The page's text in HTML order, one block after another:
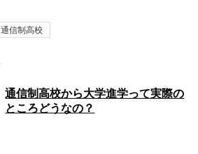
通信制高校
通信制高校から大学進学って実際の
ところどうなの？